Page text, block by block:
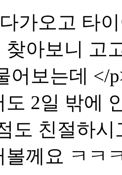
가오고 타
찾아보니 고
어보는데 </
도 2일 밖에
도 친절하
볼께요 ㅋㅋ